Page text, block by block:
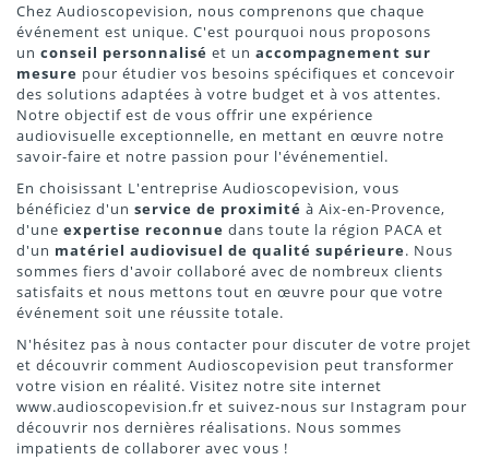
Chez Audioscopevision, nous comprenons que chaque
événement est unique. C'est pourquoi nous proposons
un conseil personnalisé et un accompagnement sur
mesure pour étudier vos besoins spécifiques et concevoir
des solutions adaptées à votre budget et à vos attentes.
Notre objectif est de vous offrir une expérience
audiovisuelle exceptionnelle, en mettant en œuvre notre
savoir-faire et notre passion pour l'événementiel.
En choisissant L'entreprise Audioscopevision, vous
bénéficiez d'un service de proximité à Aix-en-Provence,
d'une expertise reconnue dans toute la région PACA et
d'un matériel audiovisuel de qualité supérieure. Nous
sommes fiers d'avoir collaboré avec de nombreux clients
satisfaits et nous mettons tout en œuvre pour que votre
événement soit une réussite totale.
N'hésitez pas à nous contacter pour discuter de votre projet
et découvrir comment Audioscopevision peut transformer
votre vision en réalité. Visitez notre site internet
www.audioscopevision.fr et suivez-nous sur Instagram pour
découvrir nos dernières réalisations. Nous sommes
impatients de collaborer avec vous !